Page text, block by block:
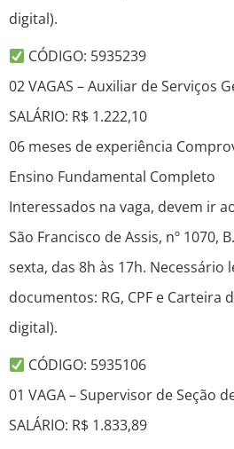
digital).
CÓDIGO: 5935239
02 VAGAS – Auxiliar de Serviços
SALÁRIO: R$ 1.222,10
06 meses de experiência
Ensino Fundamental Completo
Interessados na vaga, devem ir
São Francisco de Assis, nº 1070,
sexta, das 8h às 17h. Necessário
documentos: RG, CPF e Carteira
digital).
CÓDIGO: 5935106
01 VAGA – Supervisor de Seção
SALÁRIO: R$ 1.833,89